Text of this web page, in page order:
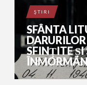
ŞTIRI
SFÂNTA
SFINȚITE ȘI